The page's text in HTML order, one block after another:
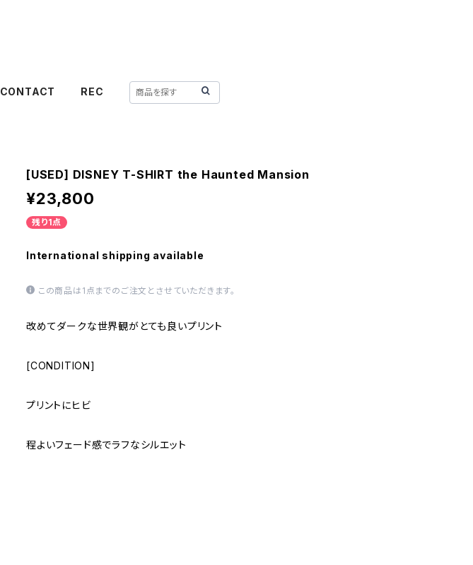
CONTACT REC
[USED] DISNEY T-SHIRT the Haunted Mansion
¥23,800
残り1点
International shipping available
この商品は1点までのご注文とさせていただきます。
改めてダークな世界観がとても良いプリント
[CONDITION]
プリントにヒビ
程よいフェード感でラフなシルエット